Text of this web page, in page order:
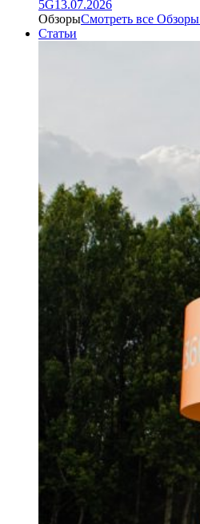
5G13.07.2026
ОбзорыСмотреть все Обзоры
Статьи